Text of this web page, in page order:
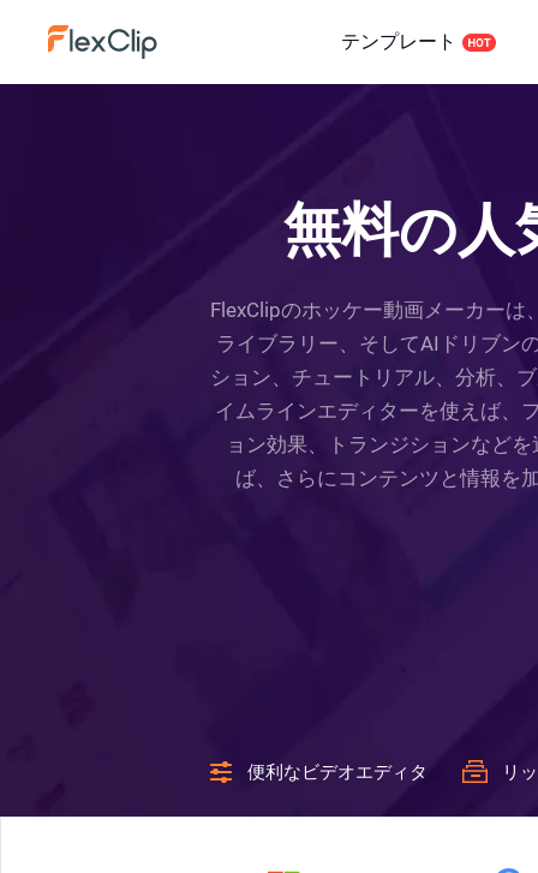
テンプレート
無料の人
FlexClipのホッケー動画メーカー
ライブラリー、そしてAIドリブン
ション、チュートリアル、分析、
イムラインエディターを使えば、
ョン効果、トランジションなど
ば、さらにコンテンツと情報を
便利なビデオエディタ リ